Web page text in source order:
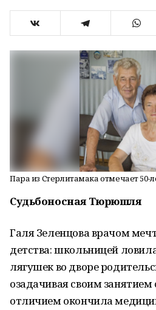
Пара из Стерлитамака отмечает 50-
Судьбоносная Тюрюшля
Галя Зеленцова врачом
детства: школьницей
лягушек во дворе
озадачивая своим занятием
отличием окончила